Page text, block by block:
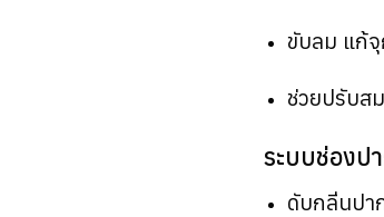
ขับลม แก้
ช่วยปรับส
ระบบช่องป
ดับกลิ่นปา